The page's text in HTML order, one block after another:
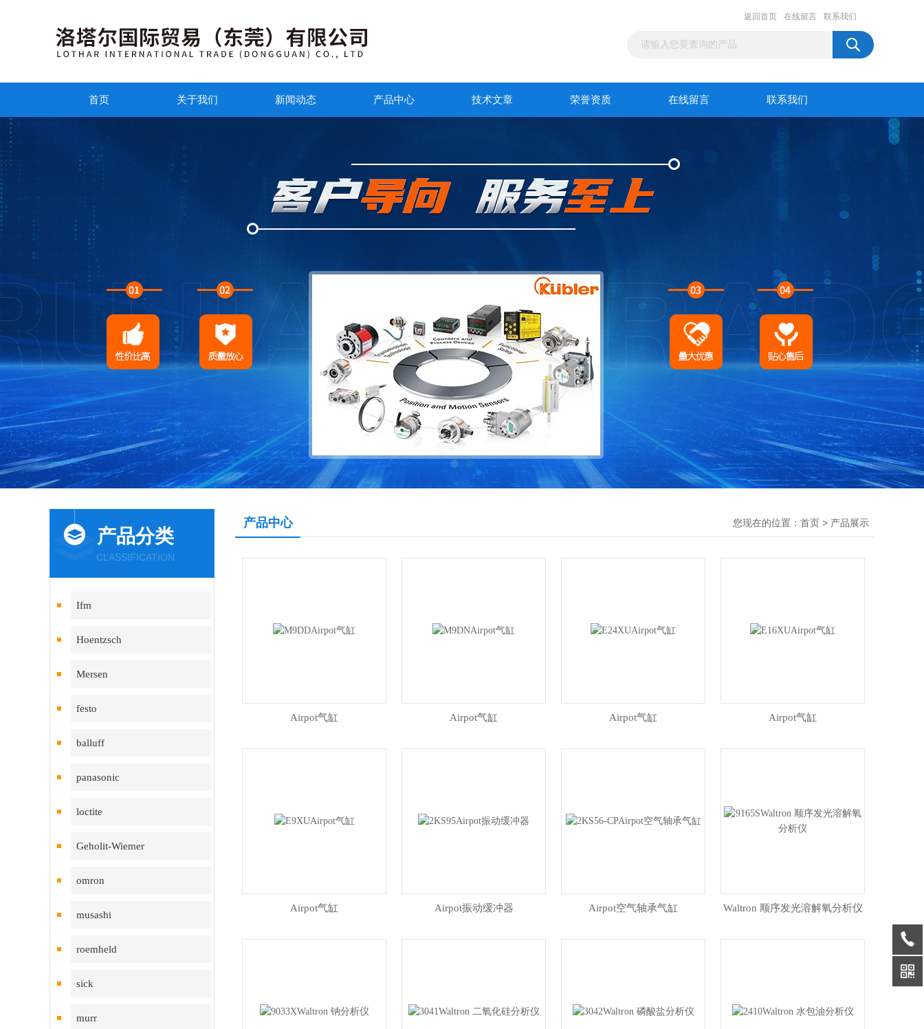
返回首页 在线留言 联系我们
首页 关于我们 新闻动态 产品中心 技术文章 荣誉资质 在线留言 联系我们
产品分类
CLASSIFICATION
Ifm
Hoentzsch
Mersen
festo
balluff
panasonic
loctite
Geholit-Wiemer
omron
musashi
roemheld
sick
murr
产品中心 您现在的位置： 首页 > 产品展示
Airpot气缸 Airpot气缸 Airpot气缸 Airpot气缸
Airpot气缸 Airpot振动缓冲器 Airpot空气轴承气缸 Waltron 顺序发光溶解氧分析仪